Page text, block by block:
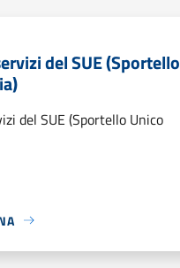
del SUE (Sportello
del SUE (Sportello Unico